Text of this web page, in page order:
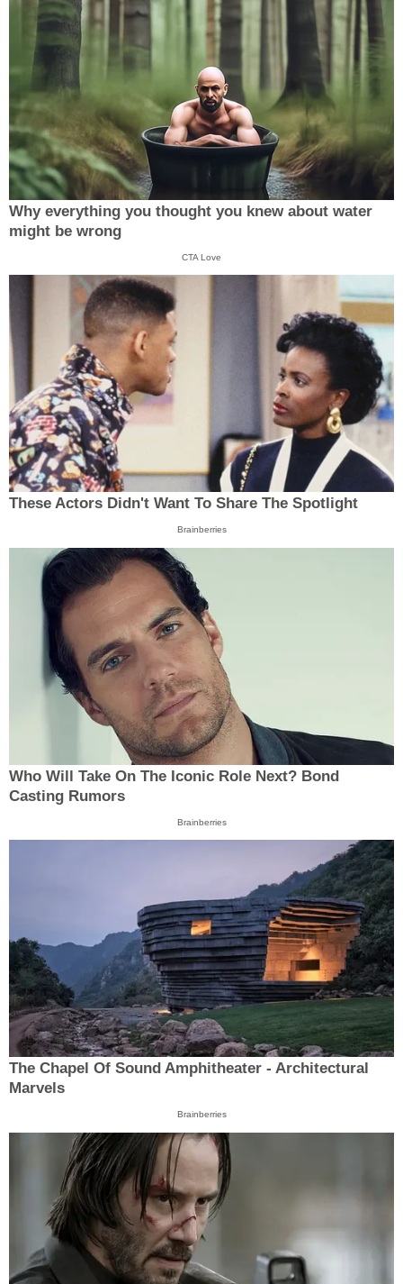
Why everything you thought you knew about water
might be wrong
CTA Love
These Actors Didn't Want To Share The Spotlight
Brainberries
Who Will Take On The Iconic Role Next? Bond
Casting Rumors
Brainberries
The Chapel Of Sound Amphitheater - Architectural
Marvels
Brainberries